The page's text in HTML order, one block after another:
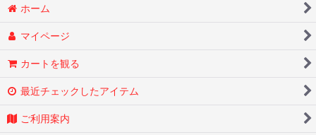
ホーム
マイページ
カートを観る
最近チェックしたアイテム
ご利用案内